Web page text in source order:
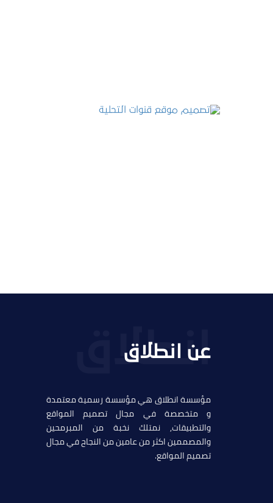
عن انطلاق
مؤسسة انطلاق هي مؤسسة رسمية معتمدة
و متخصصة في مجال تصميم المواقع
والتطبيقات, نمتلك نخبة من المبرمحين
والمصممين اكثر من عامين من النجاح في مجال
تصميم المواقع.